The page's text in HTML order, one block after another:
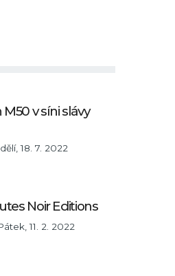
v síni slávy
18. 7. 2022
Noir Editions
11. 2. 2022